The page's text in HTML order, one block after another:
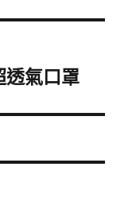
氣口罩